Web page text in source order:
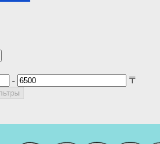
-
〒